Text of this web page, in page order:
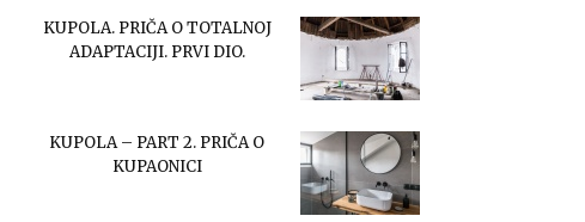
KUPOLA. PRIČA O TOTALNOJ
ADAPTACIJI. PRVI DIO.
KUPOLA – PART 2. PRIČA O
KUPAONICI